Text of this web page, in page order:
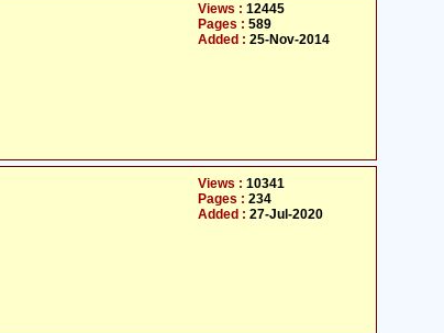
Views : 12445
Pages : 589
Added : 25-Nov-2014
Views : 10341
Pages : 234
Added : 27-Jul-2020